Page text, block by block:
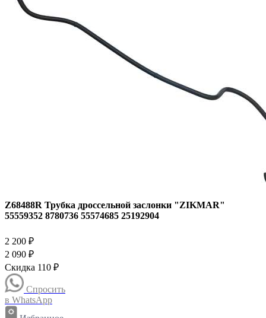
Z68488R Трубка дроссельной заслонки "ZIKMAR"
55559352 8780736 55574685 25192904
2 200 ₽
2 090 ₽
Скидка 110 ₽
Спросить
в WhatsApp